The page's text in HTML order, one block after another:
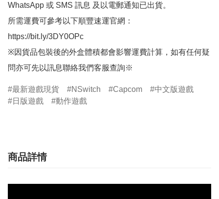
WhatsApp 或 SMS 訊息 及以電郵通知已出貨。
所需運費可參考以下順豐速運官網：
https://bit.ly/3DY0OPc
※因貨品包裝後的外盒體積都會影響運費計算，如有任何疑
問亦可先以訊息聯絡我們客服查詢※
最新遊戲現貨 NSwitch Capcom
中文版遊戲
日版遊戲
動作遊戲
商品詳情